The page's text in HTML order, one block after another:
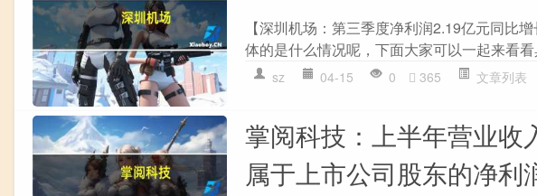
【深圳机场：第三季度净利润2.19亿元同比
体的是什么情况呢，下面大家可以一起来看
sz 04-15 0 365 文章列表
掌阅科技：上半年营业收
属于上市公司股东的净